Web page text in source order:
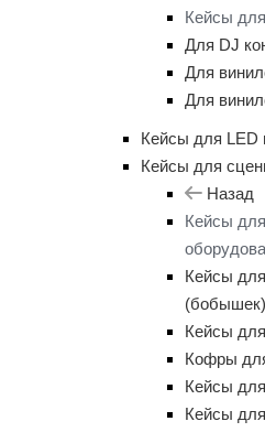
Кейсы
Для DJ
Для
Для
Кейсы для LED
Кейсы для
Назад
Кейсы
Кейсы
(бобышек)
Кейсы
Кофры
Кейсы
Кейсы